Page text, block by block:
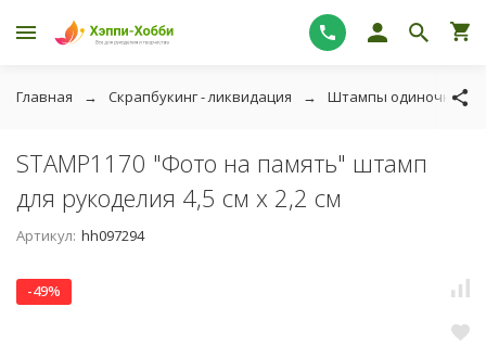
Главная Скрапбукинг - ликвидация Штампы одиночные -
STAMP1170 "Фото на память" штамп
для рукоделия 4,5 см х 2,2 см
Артикул: hh097294
-49%